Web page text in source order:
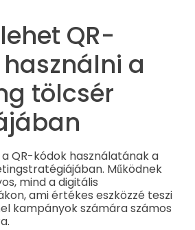
QR-
a
tölcsér
QR-kódok használatának a
Működnek
mind a digitális
ami értékes eszközzé teszi
kampányok számára számos